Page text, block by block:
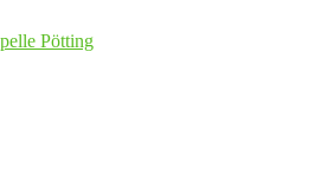
Pötting